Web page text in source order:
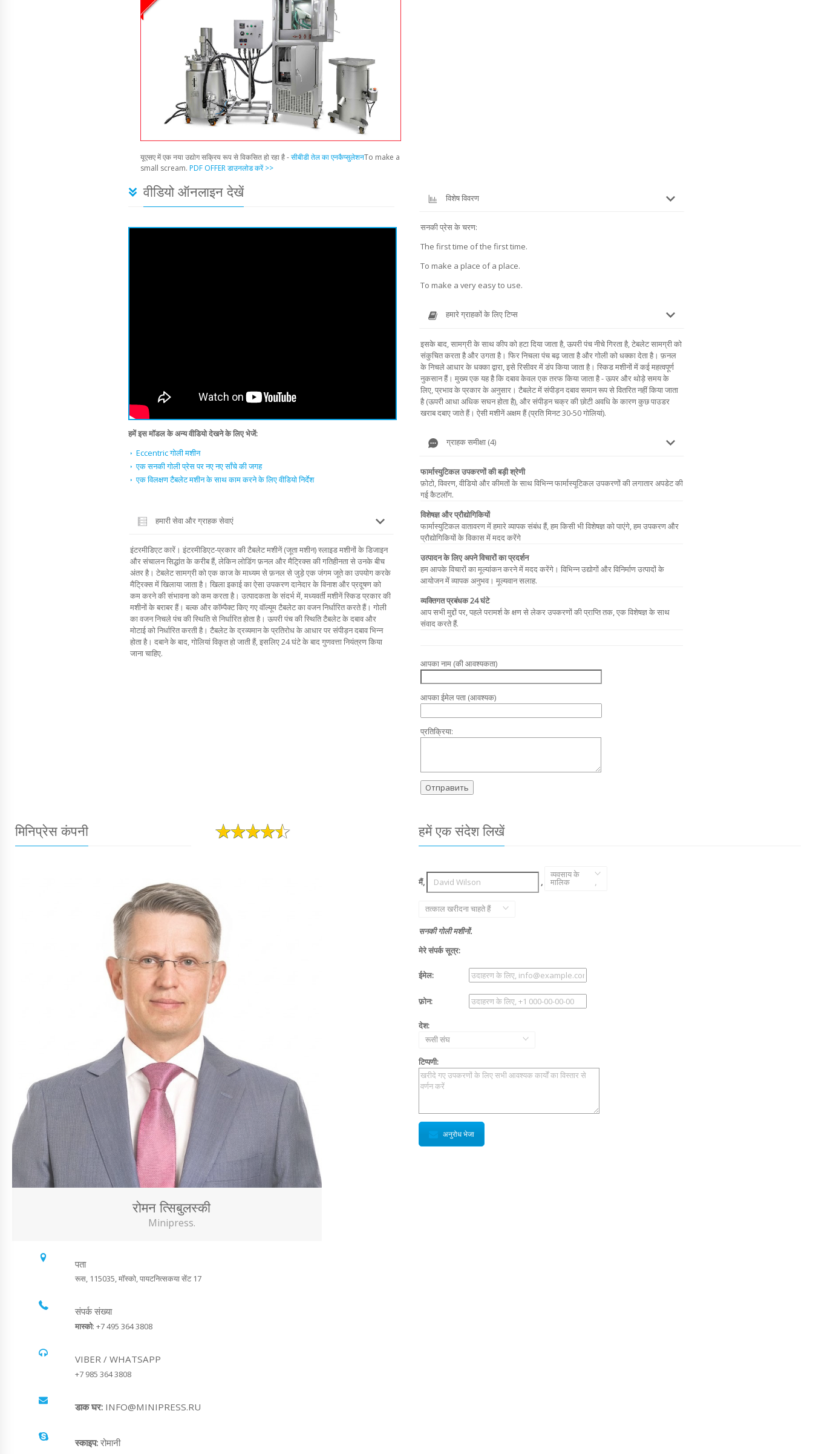
यूएसए में एक नया उद्योग सक्रिय रूप से विकसित हो रहा है -सीबीडी तेल का एनकैप्सुलेशनTo make a
small scream. PDF OFFER डाउनलोड करें >>
वीडियो ऑनलाइन देखें
हमें इस मॉडल के अन्य वीडियो देखने के लिए भेजें:
Eccentric गोली मशीन
एक सनकी गोली प्रेस पर नए नए साँचे की जगह
एक विलक्षण टैबलेट मशीन के साथ काम करने के लिए वीडियो निर्देश
हमारी सेवा और ग्राहक सेवाएं
इंटरमीडिएट कारें। इंटरमीडिएट-प्रकार की टैबलेट मशीनें (जूता मशीन) स्लाइड मशीनों के डिजाइन
और संचालन सिद्धांत के करीब हैं, लेकिन लोडिंग फ़नल और मैट्रिक्स की गतिहीनता से उनके बीच
अंतर है। टेबलेट सामग्री को एक काज के माध्यम से फ़नल से जुड़े एक जंगम जूते का उपयोग करके
मैट्रिक्स में खिलाया जाता है। खिला इकाई का ऐसा उपकरण दानेदार के विनाश और प्रदूषण को
कम करने की संभावना को कम करता है। उत्पादकता के संदर्भ में, मध्यवर्ती मशीनें स्किड प्रकार की
मशीनों के बराबर हैं। बल्क और कॉम्पैक्ट किए गए वॉल्यूम टैबलेट का वजन निर्धारित करते हैं। गोली
का वजन निचले पंच की स्थिति से निर्धारित होता है। ऊपरी पंच की स्थिति टैबलेट के दबाव और
मोटाई को निर्धारित करती है। टैबलेट के द्रव्यमान के प्रतिरोध के आधार पर संपीड़न दबाव भिन्न
होता है। दबाने के बाद, गोलियां विकृत हो जाती हैं, इसलिए 24 घंटे के बाद गुणवत्ता नियंत्रण किया
जाना चाहिए.
विशेष विवरण
सनकी प्रेस के चरण:
The first time of the first time.
To make a place of a place.
To make a very easy to use.
हमारे ग्राहकों के लिए टिप्स
इसके बाद, सामग्री के साथ कीप को हटा दिया जाता है, ऊपरी पंच नीचे गिरता है, टेबलेट सामग्री को
संकुचित करता है और उगता है। फिर निचला पंच बढ़ जाता है और गोली को धक्का देता है। फ़नल
के निचले आधार के धक्का द्वारा, इसे रिसीवर में डंप किया जाता है। स्किड मशीनों में कई महत्वपूर्ण
नुकसान हैं। मुख्य एक यह है कि दबाव केवल एक तरफ किया जाता है - ऊपर और थोड़े समय के
लिए, प्रभाव के प्रकार के अनुसार। टैबलेट में संपीड़न दबाव समान रूप से वितरित नहीं किया जाता
है (ऊपरी आधा अधिक सघन होता है), और संपीड़न चक्र की छोटी अवधि के कारण कुछ पाउडर
खराब दबाए जाते हैं। ऐसी मशीनें अक्षम हैं (प्रति मिनट 30-50 गोलियां).
ग्राहक समीक्षा (4)
फार्मास्युटिकल उपकरणों की बड़ी श्रेणी
फ़ोटो, विवरण, वीडियो और कीमतों के साथ विभिन्न फार्मास्यूटिकल उपकरणों की लगातार अपडेट की
गई कैटलॉग.
विशेषज्ञ और प्रौद्योगिकियों
फार्मास्युटिकल वातावरण में हमारे व्यापक संबंध हैं, हम किसी भी विशेषज्ञ को पाएंगे, हम उपकरण और
प्रौद्योगिकियों के विकास में मदद करेंगे
उत्पादन के लिए अपने विचारों का प्रदर्शन
हम आपके विचारों का मूल्यांकन करने में मदद करेंगे। विभिन्न उद्योगों और विनिर्माण उत्पादों के
आयोजन में व्यापक अनुभव। मूल्यवान सलाह.
व्यक्तिगत प्रबंधक 24 घंटे
आप सभी मुद्दों पर, पहले परामर्श के क्षण से लेकर उपकरणों की प्राप्ति तक, एक विशेषज्ञ के साथ
संवाद करते हैं.
आपका नाम (की आवश्यकता)
आपका ईमेल पता (आवश्यक)
प्रतिक्रिया:
मिनिप्रेस कंपनी
रोमन त्सिबुलस्की
Minipress.
पता
रूस, 115035, मॉस्को, पायटनित्सकया सेंट 17
संपर्क संख्या
मास्को: +7 495 364 3808
VIBER / WHATSAPP
+7 985 364 3808
डाक घर:INFO@MINIPRESS.RU
स्काइप:रोमानी
हमें एक संदेश लिखें
मैं, ,
व्यवसाय के
मालिक ,
तत्काल खरीदना चाहते हैं
सनकी गोली मशीनों.
मेरे संपर्क सूत्र:
ईमेल:
फ़ोन:
देश:
रूसी संघ
टिप्पणी:
अनुरोध भेजा